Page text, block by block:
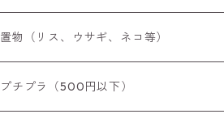
空枠
リング
置物（リス、ウサギ、ネコ等）
プチプラ（500円以下）